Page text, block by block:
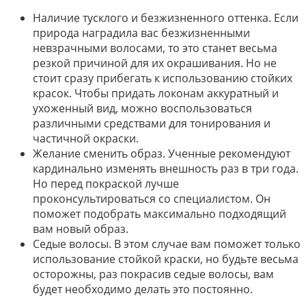
Наличие тусклого и безжизненного оттенка. Если
природа наградила вас безжизненными
невзрачными волосами, то это станет весьма
резкой причиной для их окрашивания. Но не
стоит сразу прибегать к использованию стойких
красок. Чтобы придать локонам аккуратный и
ухоженный вид, можно воспользоваться
различными средствами для тонирования и
частичной окраски.
Желание сменить образ. Ученные рекомендуют
кардинально изменять внешность раз в три года.
Но перед покраской лучше
проконсультироваться со специалистом. Он
поможет подобрать максимально подходящий
вам новый образ.
Седые волосы. В этом случае вам поможет только
использование стойкой краски, но будьте весьма
осторожны, раз покрасив седые волосы, вам
будет необходимо делать это постоянно.